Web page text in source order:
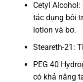
Cetyl
tác dụng bôi
lotion và bơ.
Steareth-21:
PEG 40
có khả năng